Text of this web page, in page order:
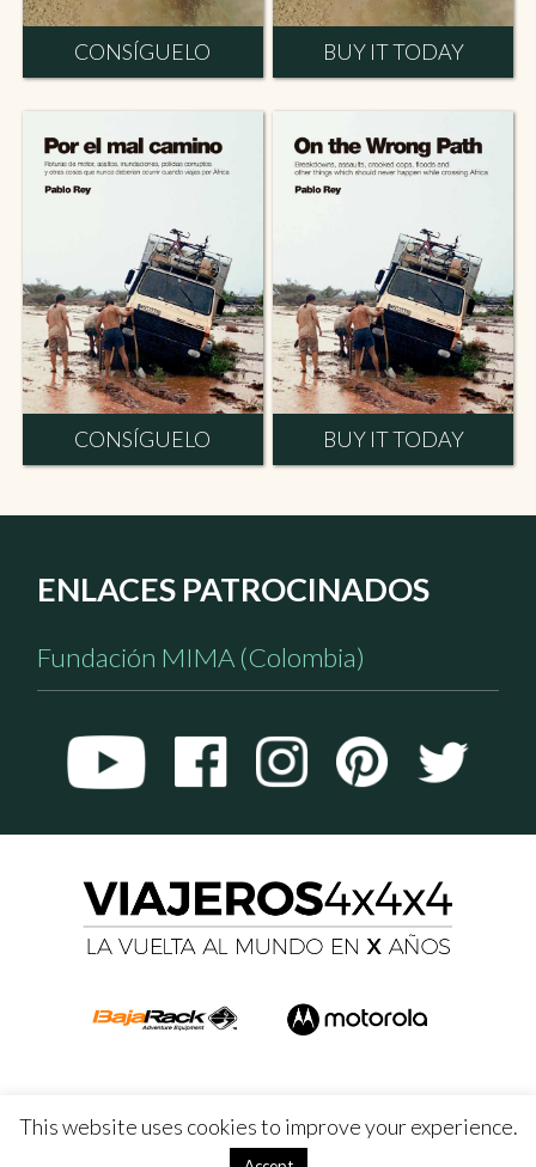
CONSÍGUELO BUY IT TODAY
CONSÍGUELO BUY IT TODAY
ENLACES PATROCINADOS
Fundación MIMA (Colombia)
This website uses cookies to improve your experience.